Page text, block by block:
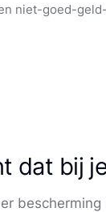
niet-goed-
dat bij